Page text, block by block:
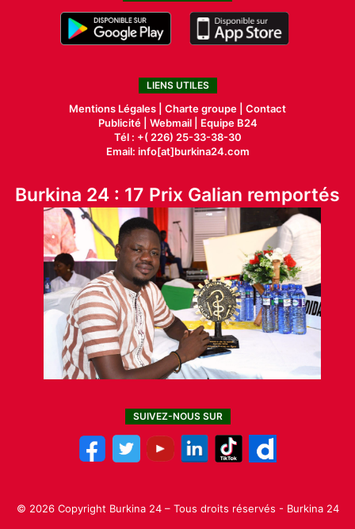
LIENS UTILES
Mentions Légales | Charte groupe | Contact
Publicité| Webmail |
Equipe B24
Tél : +( 226) 25-33-38-30
Email: info[at]burkina24.com
Burkina 24 : 17 Prix Galian remportés
SUIVEZ-NOUS SUR
© 2026 Copyright Burkina 24 – Tous droits réservés - Burkina 24